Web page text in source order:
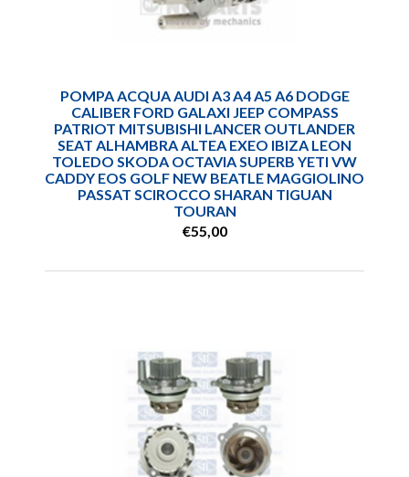
POMPA ACQUA AUDI A3 A4 A5 A6 DODGE
CALIBER FORD GALAXI JEEP COMPASS
PATRIOT MITSUBISHI LANCER OUTLANDER
SEAT ALHAMBRA ALTEA EXEO IBIZA LEON
TOLEDO SKODA OCTAVIA SUPERB YETI VW
CADDY EOS GOLF NEW BEATLE MAGGIOLINO
PASSAT SCIROCCO SHARAN TIGUAN
TOURAN
€55,00